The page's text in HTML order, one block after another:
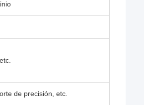
de precisión, etc.